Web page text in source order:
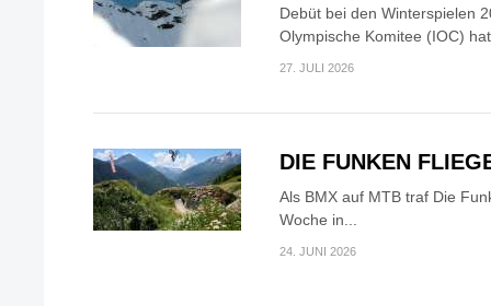
Debüt bei den Winterspielen
Olympische Komitee (IOC)
27. JULI 2026
DIE FUNKEN
Als BMX auf MTB traf Die
Woche in...
24. JUNI 2026